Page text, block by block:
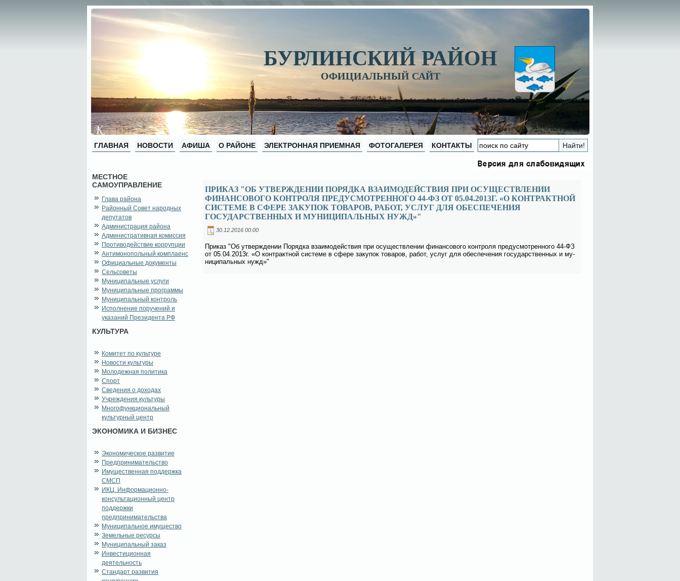
БУРЛИНСКИЙ РАЙОН
ОФИЦИАЛЬНЫЙ САЙТ
ГЛАВНАЯ НОВОСТИ АФИША О РАЙОНЕ ЭЛЕКТРОННАЯ ПРИЕМНАЯ ФОТОГАЛЕРЕЯ КОНТАКТЫ
МЕСТНОЕ
САМОУПРАВЛЕНИЕ
Глава района
Районный Совет народных
депутатов
Администрация района
Административная комиссия
Противодействие коррупции
Антимонопольный комплаенс
Официальные документы
Сельсоветы
Муниципальные услуги
Муниципальные программы
Муниципальный контроль
Исполнение поручений и
указаний Президента РФ
КУЛЬТУРА
Комитет по культуре
Новости культуры
Молодежная политика
Спорт
Сведения о доходах
Учреждения культуры
Многофункциональный
культурный центр
ЭКОНОМИКА И БИЗНЕС
Экономическое развитие
Предпринимательство
Имущественная поддержка
СМСП
ИКЦ. Информационно-
консультационный центр
поддержки
предпринимательства
Муниципальное имущество
Земельные ресурсы
Муниципальный заказ
Инвестиционная
деятельность
Стандарт развития
ПРИКАЗ "ОБ УТВЕРЖДЕНИИ ПОРЯДКА ВЗАИМОДЕЙСТВИЯ ПРИ ОСУЩЕСТВЛЕНИИ
ФИНАНСОВОГО КОНТРОЛЯ ПРЕДУСМОТРЕННОГО 44-ФЗ ОТ 05.04.2013Г. «О КОНТРАКТНОЙ
СИСТЕМЕ В СФЕРЕ ЗАКУПОК ТОВАРОВ, РАБОТ, УСЛУГ ДЛЯ ОБЕСПЕЧЕНИЯ
ГОСУДАРСТВЕННЫХ И МУНИЦИПАЛЬНЫХ НУЖД»"
30.12.2016 00:00
При­каз "Об утвер­жде­нии По­ряд­ка вза­и­мо­дей­ствия при осу­ществ­ле­нии финан­со­во­го кон­тро­ля преду­смот­рен­но­го 44-ФЗ
от 05.04.2013г. «О кон­тракт­ной си­сте­ме в сфе­ре за­ку­пок то­ва­ров, ра­бот, услуг для обес­пе­че­ния го­су­дар­ствен­ных и му­
ни­ци­паль­ных нужд»"